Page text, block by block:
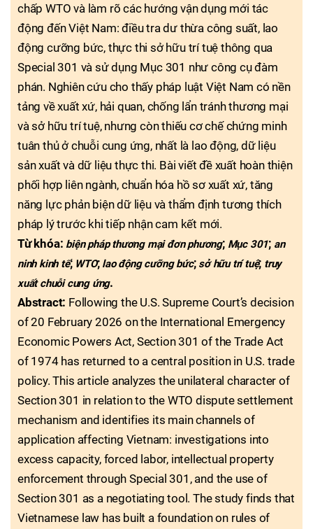
chấp WTO và làm rõ các hướng vận dụng mới tác
động đến Việt Nam: điều tra dư thừa công suất, lao
động cưỡng bức, thực thi sở hữu trí tuệ thông qua
Special 301 và sử dụng Mục 301 như công cụ đàm
phán. Nghiên cứu cho thấy pháp luật Việt Nam có nền
tảng về xuất xứ, hải quan, chống lẩn tránh thương mại
và sở hữu trí tuệ, nhưng còn thiếu cơ chế chứng minh
tuân thủ ở chuỗi cung ứng, nhất là lao động, dữ liệu
sản xuất và dữ liệu thực thi. Bài viết đề xuất hoàn thiện
phối hợp liên ngành, chuẩn hóa hồ sơ xuất xứ, tăng
năng lực phản biện dữ liệu và thẩm định tương thích
pháp lý trước khi tiếp nhận cam kết mới.
Từ khóa: biện pháp thương mại đơn phương; Mục 301; an
ninh kinh tế; WTO; lao động cưỡng bức; sở hữu trí tuệ; truy
xuất chuỗi cung ứng.
Abstract: Following the U.S. Supreme Court’s decision
of 20 February 2026 on the International Emergency
Economic Powers Act, Section 301 of the Trade Act
of 1974 has returned to a central position in U.S. trade
policy. This article analyzes the unilateral character of
Section 301 in relation to the WTO dispute settlement
mechanism and identifies its main channels of
application affecting Vietnam: investigations into
excess capacity, forced labor, intellectual property
enforcement through Special 301, and the use of
Section 301 as a negotiating tool. The study finds that
Vietnamese law has built a foundation on rules of